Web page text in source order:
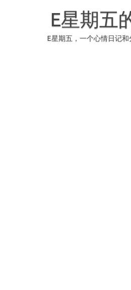
E星期五
E星期五，一个心情日记